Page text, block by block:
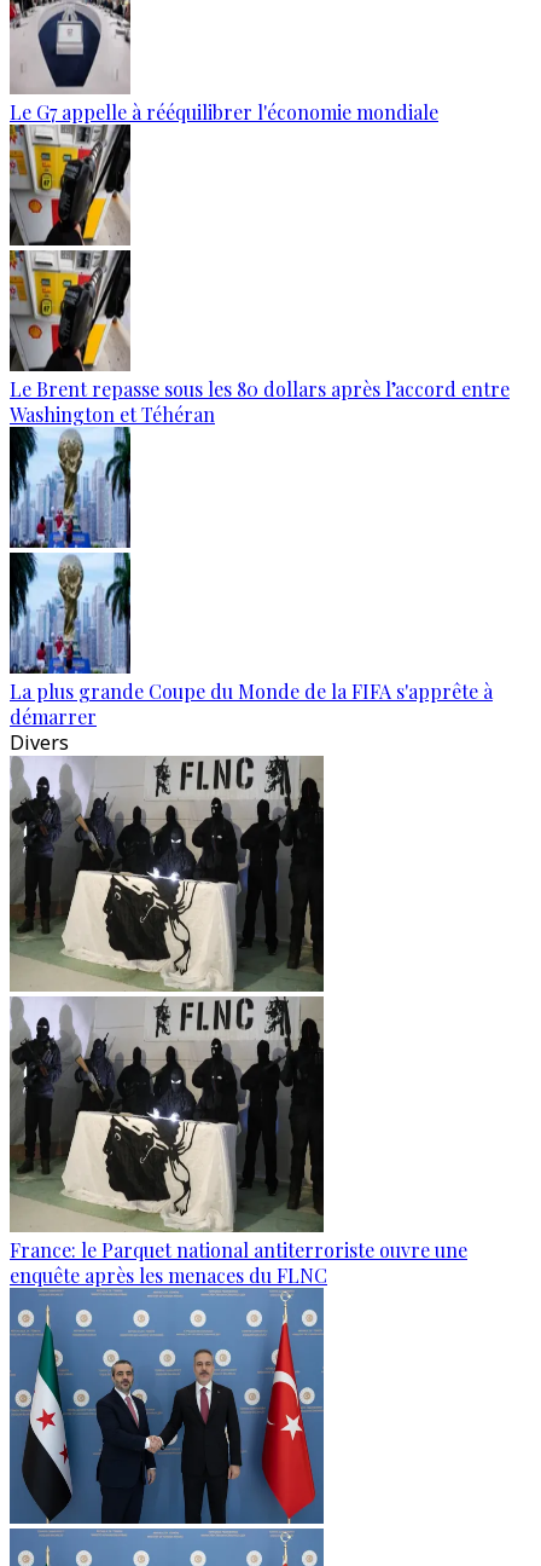
Le G7 appelle à rééquilibrer l'économie mondiale
Le Brent repasse sous les 80 dollars après l’accord entre
Washington et Téhéran
La plus grande Coupe du Monde de la FIFA s'apprête à
démarrer
Divers
France: le Parquet national antiterroriste ouvre une
enquête après les menaces du FLNC